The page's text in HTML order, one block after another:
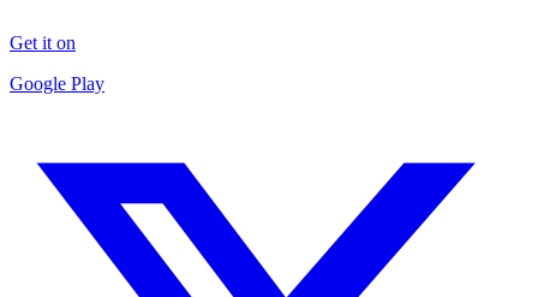
Get it on
Google Play